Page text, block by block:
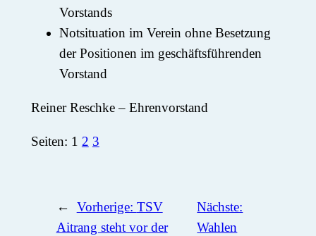
Vorstands
Notsituation im Verein ohne Besetzung
der Positionen im geschäftsführenden
Vorstand
Reiner Reschke – Ehrenvorstand
Seiten: 1 2 3
← Vorherige: TSV
Aitrang steht vor der
Nächste:
Wahlen